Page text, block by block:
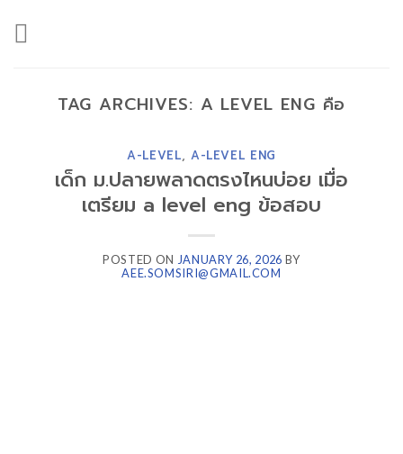
to
TAG ARCHIVES: A LEVEL ENG คือ
A-LEVEL, A-LEVEL ENG
เด็ก ม.ปลายพลาดตรงไหนบ่อย เมื่อ
เตรียม a level eng ข้อสอบ
POSTED ON JANUARY 26, 2026 BY
AEE.SOMSIRI@GMAIL.COM